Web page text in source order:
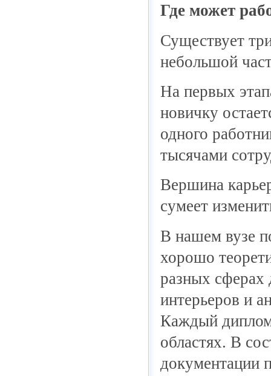
Где может
Существует
небольшой
На первых
новичку
одного
тысячами
Вершина
сумеет
В нашем вузе
хорошо
разных сферах
интерьеров и
Каждый
областях. В
документации